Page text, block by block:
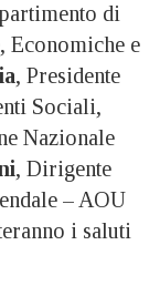
di
Economiche e
, Presidente
Sociali,
Nazionale
, Dirigente
– AOU
i saluti